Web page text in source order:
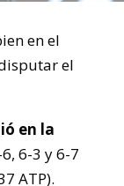
en el
el
en la
6-3 y 6-7
ATP).